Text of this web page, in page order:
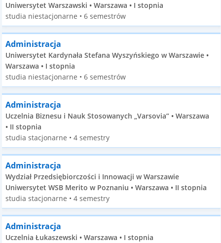
Uniwersytet Warszawski • Warszawa • I stopnia
studia niestacjonarne • 6 semestrów
Administracja
Uniwersytet Kardynała Stefana Wyszyńskiego w Warszawie •
Warszawa • I stopnia
studia niestacjonarne • 6 semestrów
Administracja
Uczelnia Biznesu i Nauk Stosowanych „Varsovia” • Warszawa
• II stopnia
studia stacjonarne • 4 semestry
Administracja
Wydział Przedsiębiorczości i Innowacji w Warszawie
Uniwersytet WSB Merito w Poznaniu • Warszawa • II stopnia
studia stacjonarne • 4 semestry
Administracja
Uczelnia Łukaszewski • Warszawa • I stopnia